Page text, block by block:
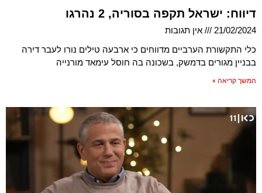
דיווח: ישראל תקפה בסוריה, 2 נהרגו
21/02/2024
אין תגובות
כלי התקשורת הערביים מדווחים כי ארבעה טילים נורו לעבר דירה
בבניין מגורים בדמשק, בשכונה בה חוסל עימאד מורנייה
המשך קריאה »